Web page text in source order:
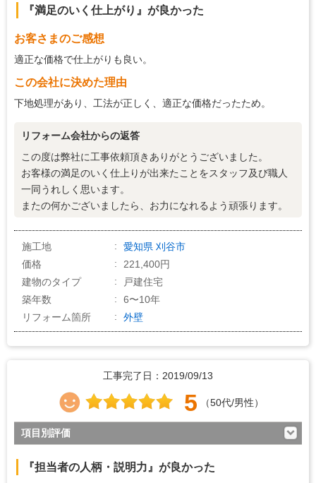
施工の段取り・管理 4
価格の納得感 4
『満足のいく仕上がり』が良かった
お客さまのご感想
適正な価格で仕上がりも良い。
この会社に決めた理由
下地処理があり、工法が正しく、適正な価格だったため。
リフォーム会社からの返答
この度は弊社に工事依頼頂きありがとうございました。
お客様の満足のいく仕上りが出来たことをスタッフ及び職人
一同うれしく思います。
またの何かございましたら、お力になれるよう頑張ります。
施工地 愛知県 刈谷市
価格
221,400円
建物のタイプ
戸建住宅
築年数
6〜10年
リフォーム箇所
外壁
工事完了日：2019/09/13
5 （50代/男性）
項目別評価
『担当者の人柄・説明力』が良かった